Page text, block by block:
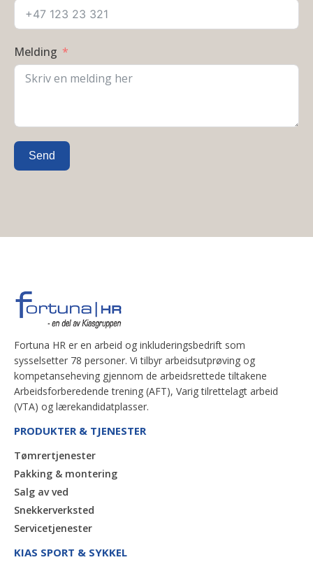
Melding
Send
Fortuna HR er en arbeid og inkluderingsbedrift som
sysselsetter 78 personer. Vi tilbyr arbeidsutprøving og
kompetanseheving gjennom de arbeidsrettede tiltakene
Arbeidsforberedende trening (AFT), Varig tilrettelagt arbeid
(VTA) og lærekandidatplasser.
PRODUKTER & TJENESTER
Tømrertjenester
Pakking & montering
Salg av ved
Snekkerverksted
Servicetjenester
KIAS SPORT & SYKKEL